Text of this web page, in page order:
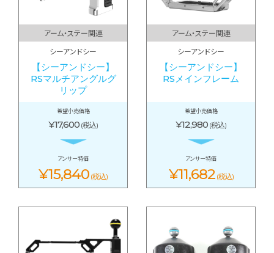
アーム・ステー関連
シーアンドシー
【シーアンドシー】
RSマルチアングルグ
リップ
希望小売価格
¥17,600 (税込)
アンサー特価
¥15,840 (税込)
アーム・ステー関連
シーアンドシー
【シーアンドシー】
RSメインフレーム
希望小売価格
¥12,980 (税込)
アンサー特価
¥11,682 (税込)